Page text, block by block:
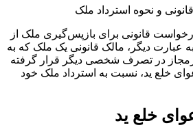
قانونی برای بازپس‌گیری ملک از
عبارت دیگر، مالک قانونی یک ملک که به
در تصرف شخصی دیگر قرار گرفته
خلع ید، نسبت به استرداد ملک خود
خلع ید